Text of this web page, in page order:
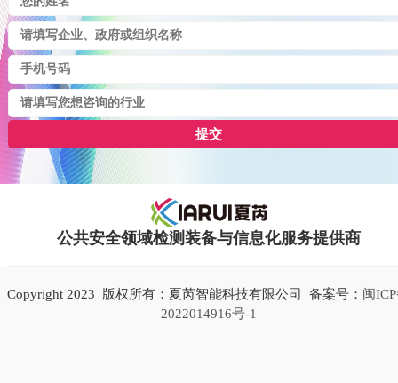
提交
公共安全领域检测装备与信息化服务提供商
Copyright 2023 版权所有：夏芮智能科技有限公司 备案号： 闽
2022014916号-1